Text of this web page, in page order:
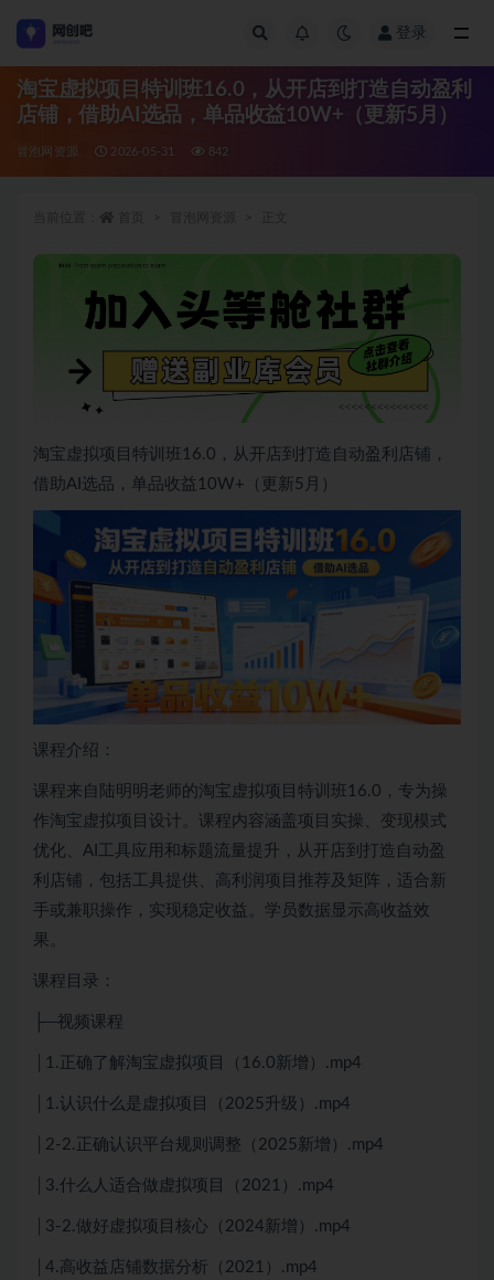
登录
淘宝虚拟项目特训班16.0，从开店到打造自动盈利
店铺，借助AI选品，单品收益10W+（更新5月）
冒泡网资源 2026-05-31 842
淘宝虚拟项目特训班16.0，从开店到打造自动盈利店铺，
借助AI选品，单品收益10W+（更新5月）
课程介绍：
课程来自陆明明老师的淘宝虚拟项目特训班16.0，专为操
作淘宝虚拟项目设计。课程内容涵盖项目实操、变现模式
优化、AI工具应用和标题流量提升，从开店到打造自动盈
利店铺，包括工具提供、高利润项目推荐及矩阵，适合新
手或兼职操作，实现稳定收益。学员数据显示高收益效
果。
课程目录：
├─视频课程
│1.正确了解淘宝虚拟项目（16.0新增）.mp4
│1.认识什么是虚拟项目（2025升级）.mp4
│2-2.正确认识平台规则调整（2025新增）.mp4
│3.什么人适合做虚拟项目（2021）.mp4
│3-2.做好虚拟项目核心（2024新增）.mp4
│4.高收益店铺数据分析（2021）.mp4